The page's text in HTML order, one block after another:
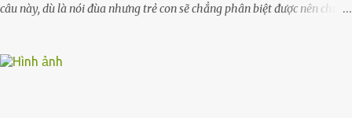
câu này, dù là nói đùa nhưng trẻ con sẽ chẳng phân biệt được nên chúng
thận. Nếu cháu không nghe lời, cảnh sát sẽ bắt Thực tế thì kể cả người